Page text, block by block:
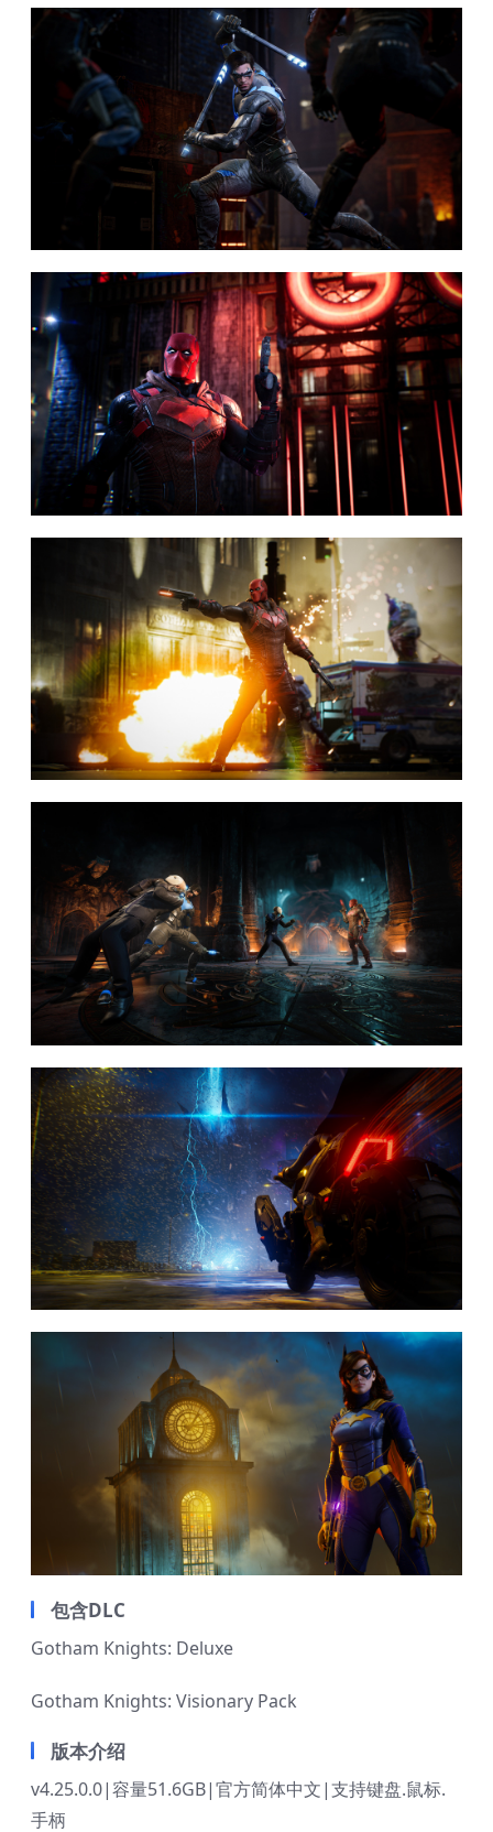
包含DLC
Gotham Knights: Deluxe
Gotham Knights: Visionary Pack
版本介绍
v4.25.0.0|容量51.6GB|官方简体中文|支持键盘.鼠标.
手柄